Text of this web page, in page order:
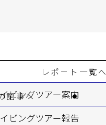
記事へ
レポート一覧へ
ビングツアー案内
ビングツアー報告